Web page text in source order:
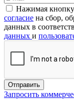
Нажимая
согласие на сбор,
данных в
данных и
Запросить